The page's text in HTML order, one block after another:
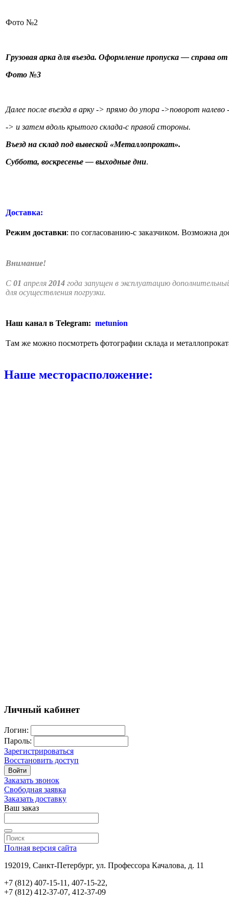
Фото №2
Грузовая арка для въезда. Оформление пропуска — справа
Фото №3
Далее после въезда в арку -> прямо до упора ->поворот налево
-> и затем вдоль крытого склада-с правой стороны.
Въезд на склад под вывеской «Металлопрокат».
Суббота, воскресенье — выходные дни.
Доставка:
Режим доставки: по согласованию-с заказчиком. Возможна
Внимание!
С 01 апреля 2014 года запущен в эксплуатацию
для осуществления погрузки.
Наш канал в Telegram: metunion
Там же можно посмотреть фотографии склада и
Наше месторасположение:
Личный кабинет
Логин:
Пароль:
Зарегистрироваться
Восстановить доступ
Войти
Заказать звонок
Свободная заявка
Заказать доставку
Ваш заказ
Полная версия сайта
192019, Санкт-Петербург, ул. Профессора Качалова, д. 11
+7 (812) 407-15-11, 407-15-22,
+7 (812) 412-37-07, 412-37-09